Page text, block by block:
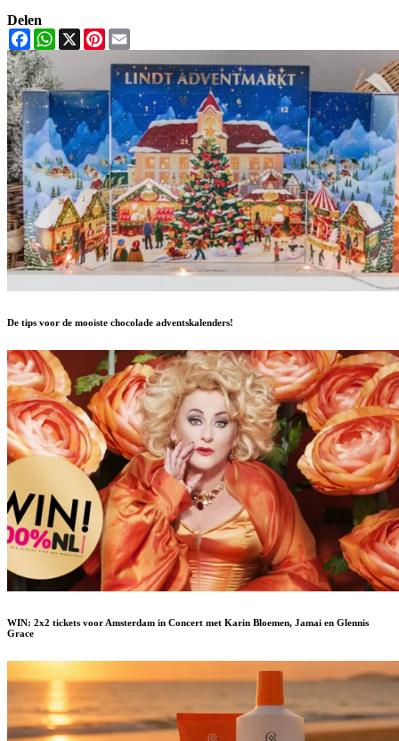
Delen
FacebookWhatsApp
X Pinterest
De tips voor de mooiste chocolade adventskalenders!
WIN: 2x2 tickets voor Amsterdam in Concert met Karin Bloemen, Jamai en Glennis
Grace